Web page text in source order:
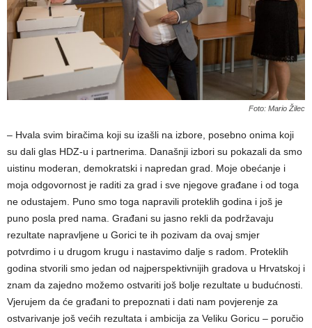
Foto: Mario Žilec
– Hvala svim biračima koji su izašli na izbore, posebno onima koji
su dali glas HDZ-u i partnerima. Današnji izbori su pokazali da smo
uistinu moderan, demokratski i napredan grad. Moje obećanje i
moja odgovornost je raditi za grad i sve njegove građane i od toga
ne odustajem. Puno smo toga napravili proteklih godina i još je
puno posla pred nama. Građani su jasno rekli da podržavaju
rezultate napravljene u Gorici te ih pozivam da ovaj smjer
potvrdimo i u drugom krugu i nastavimo dalje s radom. Proteklih
godina stvorili smo jedan od najperspektivnijih gradova u Hrvatskoj i
znam da zajedno možemo ostvariti još bolje rezultate u budućnosti.
Vjerujem da će građani to prepoznati i dati nam povjerenje za
ostvarivanje još većih rezultata i ambicija za Veliku Goricu – poručio